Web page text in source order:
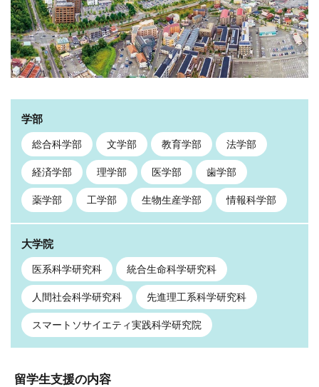
学部
総合科学部 文学部 教育学部 法学部
経済学部 理学部 医学部 歯学部
薬学部 工学部 生物生産学部 情報科学部
大学院
医系科学研究科 統合生命科学研究科
人間社会科学研究科 先進理工系科学研究科
スマートソサイエティ実践科学研究院
留学生支援の内容